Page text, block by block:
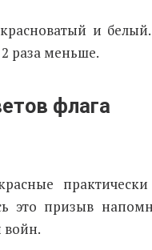
и
раза меньше.
флага
практически
это призыв
войн.